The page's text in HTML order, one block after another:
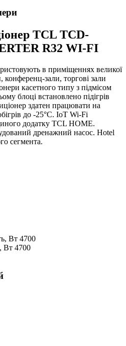
TCL TCD-
R32 WI-FI
в приміщеннях великої
конференц-зали, торгові зали
касетного типу з підмісом
блоці встановлено підігрів
здатен працювати на
до -25°С. IoT Wi-Fi
додатку TCL HOME.
дренажний насос. Hotel
сегмента.
Bт 4700
Bт 4700